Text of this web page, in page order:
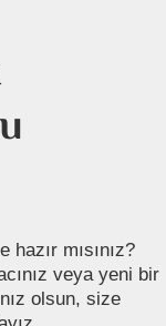
mısınız?
veya yeni bir
olsun, size
Cad. İstanbul
Büyükçekmece/